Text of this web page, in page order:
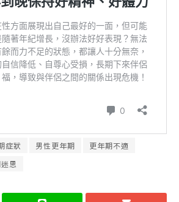
症狀 男性更年期
更年期不適
思